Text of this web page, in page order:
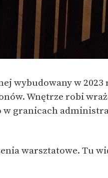
wybudowany w
Wnętrze robi
w granicach
warsztatowe. Tu